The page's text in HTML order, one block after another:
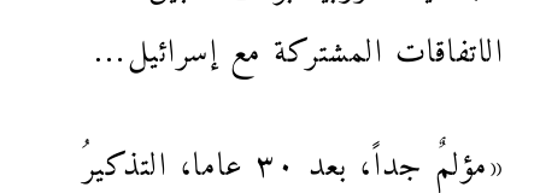
الاتفاقات المشتركة مع إسرائيل…
«مؤلمٌ جداً، بعد ٣٠ عاما، التذكيرُ